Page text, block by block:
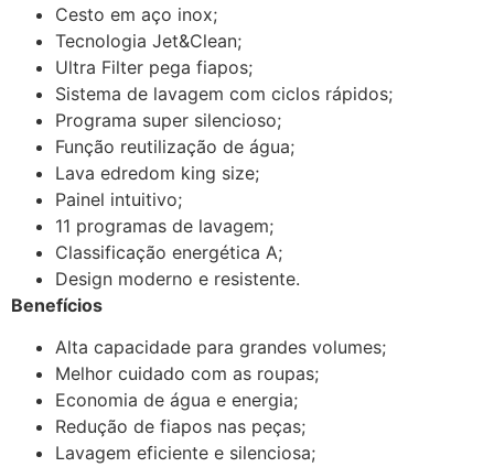
Cesto em aço inox;
Tecnologia Jet&Clean;
Ultra Filter pega fiapos;
Sistema de lavagem com ciclos rápidos;
Programa super silencioso;
Função reutilização de água;
Lava edredom king size;
Painel intuitivo;
11 programas de lavagem;
Classificação energética A;
Design moderno e resistente.
Benefícios
Alta capacidade para grandes volumes;
Melhor cuidado com as roupas;
Economia de água e energia;
Redução de fiapos nas peças;
Lavagem eficiente e silenciosa;